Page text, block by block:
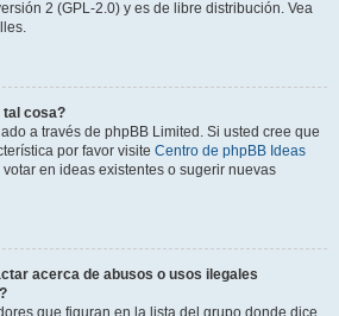
2 (GPL-2.0) y es de libre distribución. Vea
tal cosa?
a través de phpBB Limited. Si usted cree que
por favor visite Centro de phpBB Ideas
en ideas existentes o sugerir nuevas
acerca de abusos o usos ilegales
que figuran en la lista del grupo donde dice